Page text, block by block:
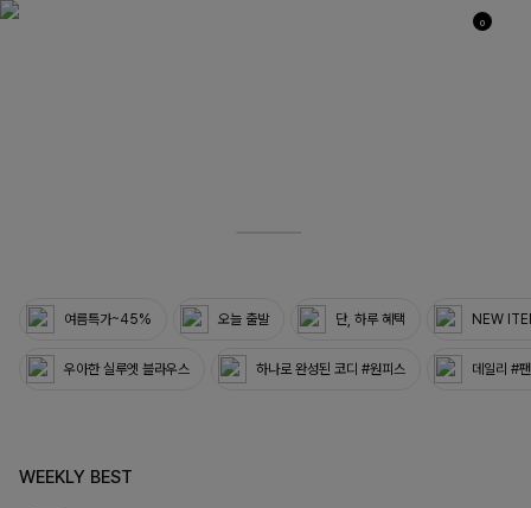
0
여름특가~45% 오늘 출발 단, 하루 혜택 NEW
우아한 실루엣 블라우스 하나로 완성된 코디 #원피스 데일리 #
WEEKLY BEST